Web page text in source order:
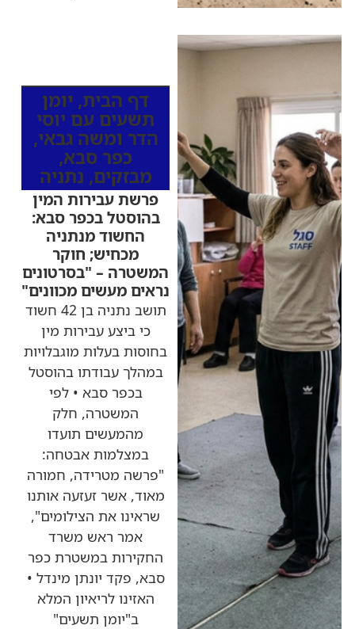
דף הבית, יומן
תשעים עם יוסי
הדר ומשה גבאי,
כפר סבא,
מבזקים, נתניה
פרשת עבירות המין
בהוסטל בכפר סבא:
החשוד מנתניה
מכחיש; חוקר
המשטרה – "בסרטונים
נראים מעשים מכוונים"
תושב נתניה בן 42 חשוד
כי ביצע עבירות מין
בחוסות בעלות מוגבלויות
במהלך עבודתו בהוסטל
בכפר סבא • לפי
המשטרה, חלק
מהמעשים תועדו
במצלמות אבטחה:
"פרשה מטרידה, חמורה
מאוד, אשר זעזעה אותנו
שראינו את הצילומים",
אמר ראש משרד
החקירות במשטרת כפר
סבא, פקד יונתן מינדל •
האזינו לריאיון המלא
ב"יומן תשעים"